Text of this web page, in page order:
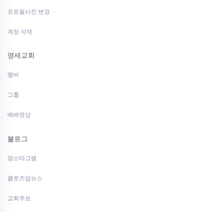
프로필사진 변경
계정 삭제
영세교회
멤버
그룹
예배영상
블로그
영스타그램
클로즈업뉴스
교회주보